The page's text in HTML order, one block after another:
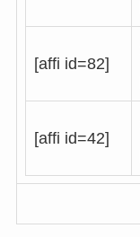
[affi id=82]
[affi id=42]